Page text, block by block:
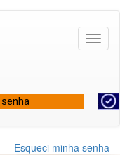
Esqueci minha senha